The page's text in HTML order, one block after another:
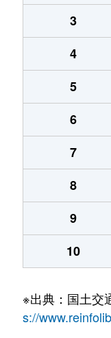
3
4
5
6
7
8
9
10
※出典：国土交
s://